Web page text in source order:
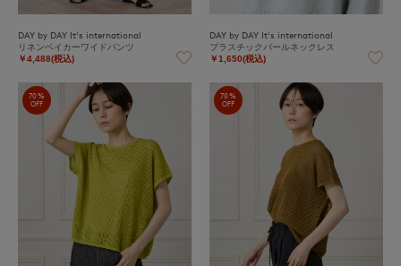
DAY by DAY It's international
リネンベイカーワイドパンツ
￥4,488(税込)
DAY by DAY It's international
プラスチックパールネックレス
￥1,650(税込)
70%
OFF
70%
OFF